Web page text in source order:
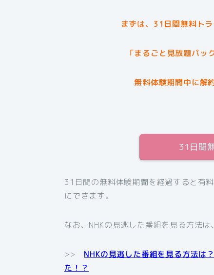
まずは、31日間無料ト
「まるごと見放題パッ
無料体験期間中に解
31日間
31日間の無料体験期間を経過すると有
にできます。
なお、NHKの見逃した番組を見る方法は
>> NHKの見逃した番組を見る方法は
た！？